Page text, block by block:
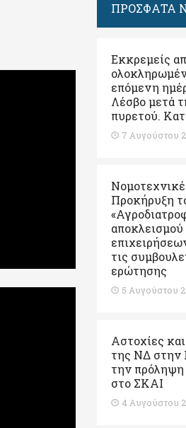
ΠΡΟΣΦΑΤΑ
Εκκρεμείς
επόμενη
Λέσβο μετά
πυρετού.
7 Αυγούστου
Προκήρυξη
τις
ερώτησης
5 Αυγούστου
Αστοχίες
της ΝΔ στην
την
στο ΣΚΑΙ
4 Αυγούστου